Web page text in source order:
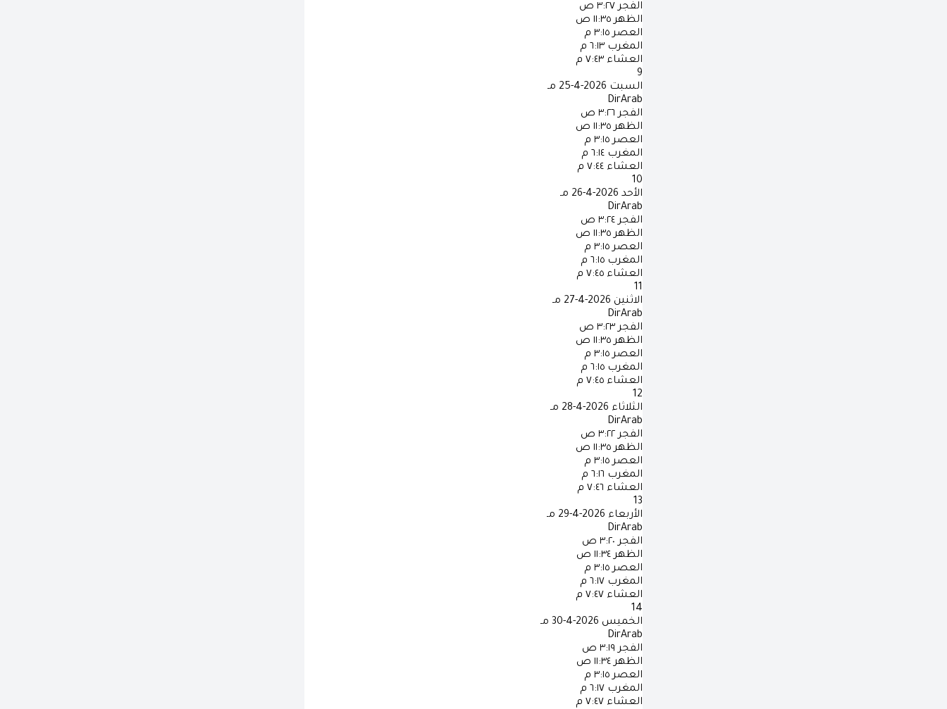
الفجر ٣:٢٧ ص
الظهر ١١:٣٥ ص
العصر ٣:١٥ م
المغرب ٦:١٣ م
العشاء ٧:٤٣ م
9
السبت 2026-4-25 مـ
DirArab
الفجر ٣:٢٦ ص
الظهر ١١:٣٥ ص
العصر ٣:١٥ م
المغرب ٦:١٤ م
العشاء ٧:٤٤ م
10
الأحد 2026-4-26 مـ
DirArab
الفجر ٣:٢٤ ص
الظهر ١١:٣٥ ص
العصر ٣:١٥ م
المغرب ٦:١٥ م
العشاء ٧:٤٥ م
11
الاثنين 2026-4-27 مـ
DirArab
الفجر ٣:٢٣ ص
الظهر ١١:٣٥ ص
العصر ٣:١٥ م
المغرب ٦:١٥ م
العشاء ٧:٤٥ م
12
الثلاثاء 2026-4-28 مـ
DirArab
الفجر ٣:٢٢ ص
الظهر ١١:٣٥ ص
العصر ٣:١٥ م
المغرب ٦:١٦ م
العشاء ٧:٤٦ م
13
الأربعاء 2026-4-29 مـ
DirArab
الفجر ٣:٢٠ ص
الظهر ١١:٣٤ ص
العصر ٣:١٥ م
المغرب ٦:١٧ م
العشاء ٧:٤٧ م
14
الخميس 2026-4-30 مـ
DirArab
الفجر ٣:١٩ ص
الظهر ١١:٣٤ ص
العصر ٣:١٥ م
المغرب ٦:١٧ م
العشاء ٧:٤٧ م